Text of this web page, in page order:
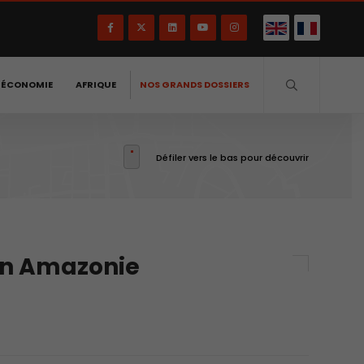
AFRIQUE NOS GRANDS DOSSIERS
Défiler vers le bas pour découvrir
Amazonie